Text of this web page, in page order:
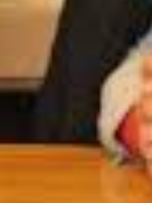
في احتفالية عيد
بمناسبة
صحيفة (العلم)
في عيد الصحافة